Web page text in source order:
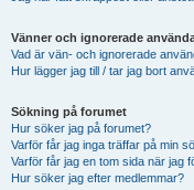
Vänner och ignorerade
Vad är vän- och ignorerade
Hur lägger jag till / tar jag bort
Sökning på forumet
Hur söker jag på forumet?
Varför får jag inga träffar på min
Varför får jag en tom sida när jag
Hur söker jag efter medlemmar?